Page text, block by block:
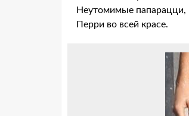
Неутомимые папарацци,
Перри во всей красе.